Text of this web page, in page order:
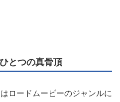
とつの真骨頂
ロードムービーのジャンルに